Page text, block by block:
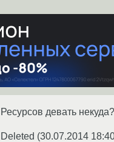
Ресурсов девать
Deleted (30.07.2014